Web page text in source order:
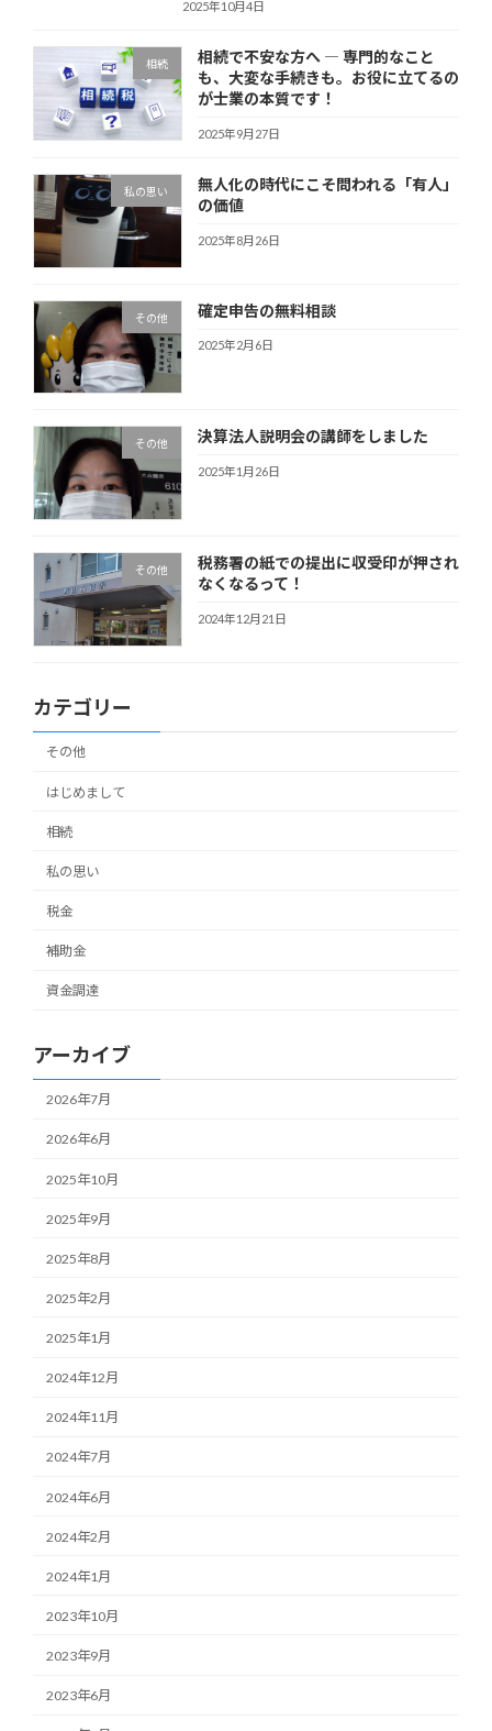
2025年10月4日
相続
相続で不安な方へ ― 専門的なこと
も、大変な手続きも。お役に立てるの
が士業の本質です！
2025年9月27日
私の思い
無人化の時代にこそ問われる「有人」
の価値
2025年8月26日
その他 確定申告の無料相談
2025年2月6日
その他 決算法人説明会の講師をしました
2025年1月26日
その他
税務署の紙での提出に収受印が押され
なくなるって！
2024年12月21日
カテゴリー
その他
はじめまして
相続
私の思い
税金
補助金
資金調達
アーカイブ
2026年7月
2026年6月
2025年10月
2025年9月
2025年8月
2025年2月
2025年1月
2024年12月
2024年11月
2024年7月
2024年6月
2024年2月
2024年1月
2023年10月
2023年9月
2023年6月